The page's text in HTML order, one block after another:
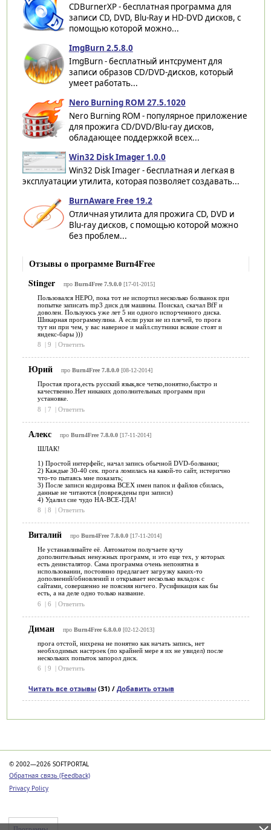
CDBurnerXP - бесплатная программа для
записи CD, DVD, Blu-Ray и HD-DVD дисков, с
помощью которой можно...
ImgBurn 2.5.8.0
ImgBurn - бесплатный интсрумент для
записи образов CD/DVD-дисков, который
умеет работать...
Nero Burning ROM 27.5.1020
Nero Burning ROM - популярное приложение
для прожига CD/DVD/Blu-ray дисков,
обладающее поддержкой всех...
Win32 Disk Imager 1.0.0
Win32 Disk Imager - бесплатная и легкая в
эксплуатации утилита, которая позволяет создавать...
BurnAware Free 19.2
Отличная утилита для прожига CD, DVD и
Blu-ray дисков, с помощью которой можно
без проблем...
Отзывы о программе Burn4Free
Stinger
про Burn4Free 7.9.0.0[17-01-2015]
Пользовался НЕРО, пока тот не испортил несколько болванок при
попытке записать mp3 диск для машины. Поискал, скачал BfF и
доволен. Пользуюсь уже лет 5 ни одного испорченного диска.
Шикарная программулина. А если руки не из плечей, то прога
тут ни при чем, у вас наверное и майл.спутники всякие стоят и
яндекс-бары )))
8
9 Ответить
Юрий про Burn4Free 7.8.0.0[08-12-2014]
Простая прога,есть русский язык,все четко,понятно,быстро и
качественно.Нет никаких дополнительных программ при
установке.
8
| 7 | Ответить
Алекс про Burn4Free 7.8.0.0[17-11-2014]
ШЛАК!
1) Простой интерфейс, начал запись обычной DVD-болванки;
2) Каждые 30-40 сек. прога ломилась на какой-то сайт, истерично
что-то пытаясь мне показать;
3) После записи кодировка ВСЕХ имен папок и файлов сбилась,
данные не читаются (повреждены при записи)
4) Удалил сие чудо НА-ВСЕ-ГДА!
8
8 Ответить
Виталий про Burn4Free 7.8.0.0[17-11-2014]
Не устанавливайте её. Автоматом получаете кучу
дополнительных ненужных программ, и это еще тех, у которых
есть деинсталятор. Сама программа очень непонятна в
использовании, постоянно предлагает загрузку каких-то
дополнений/обновлений и открывает несколько вкладок с
сайтами, совершенно не поясняя ничего. Русификация как бы
есть, а на деле одно только название.
6
| 6 | Ответить
Диман про Burn4Free 6.8.0.0[02-12-2013]
прога отстой, нихрена не понятно как начать запись, нет
необходимых настроек (по крайней мере я их не увидел) после
нескольких попыток запорол диск.
6
9 Ответить
Читать все отзывы(31) / Добавить отзыв
© 2002—2026 SOFTPORTAL
Обратная связь (Feedback)
Privacy Policy